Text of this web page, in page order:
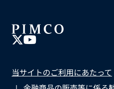
当サイトのご利用にあたって